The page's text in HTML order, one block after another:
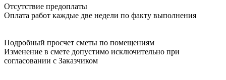
Отсутствие предоплаты
Оплата работ каждые две недели по факту выполнения
Подробный просчет сметы по помещениям
Изменение в смете допустимо исключительно при
согласовании с Заказчиком